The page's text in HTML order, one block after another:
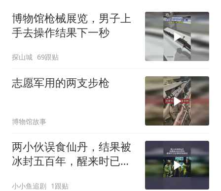
博物馆枪械展览，男子上
手去操作结果下一秒
探山城 69跟贴
志愿军用的两支步枪
博物馆故事
两小伙误食仙丹，结果被
冰封五百年，醒来时已在
小小鱼追剧 1跟贴